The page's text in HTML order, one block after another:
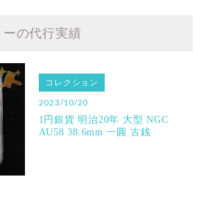
の代行実績
コレクション
2023/10/20
1円銀貨 明治20年 大型 NGC
AU58 38.6mm 一圓 古銭